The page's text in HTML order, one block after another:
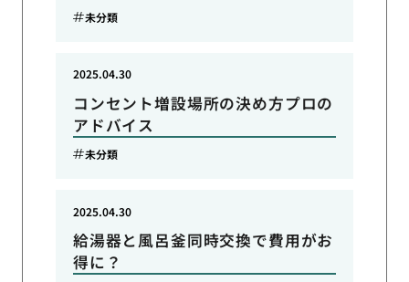
未分類
コンセント増設場所の決め方プロの
アドバイス
2025.04.30
未分類
給湯器と風呂釜同時交換で費用がお
得に？
2025.04.30